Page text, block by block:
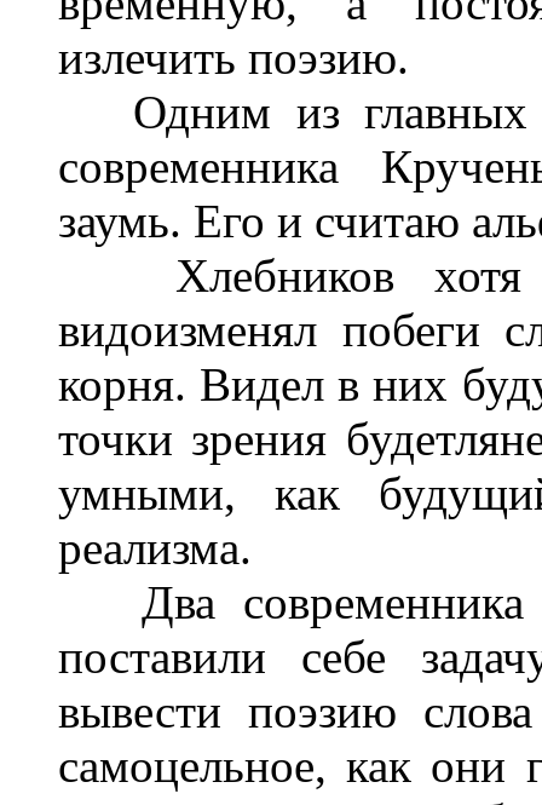
излечить поэзию.
Одним из главных
современника
заумь. Его и считаю
Хлебников хотя
видоизменял побеги
корня. Видел в них
точки зрения
умными, как
реализма.
Два
поставили себе
вывести поэзию
самоцельное, как они